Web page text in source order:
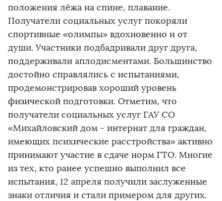
положения лёжа на спине, плавание.
Получатели социальных услуг покоряли
спортивные «олимпы» вдохновенно и от
души. Участники подбадривали друг друга,
поддерживали аплодисментами. Большинство
достойно справлялись с испытаниями,
продемонстрировав хороший уровень
физической подготовки. Отметим, что
получатели социальных услуг ГАУ СО
«Михайловский дом - интернат для граждан,
имеющих психические расстройства» активно
принимают участие в сдаче норм ГТО. Многие
из тех, кто ранее успешно выполнил все
испытания, 12 апреля получили заслуженные
знаки отличия и стали примером для других.